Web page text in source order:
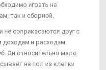
играть на
так и сборной.
не соприкасаются друг с
доходам и расходам
Он относительно мало
на пол из клетки